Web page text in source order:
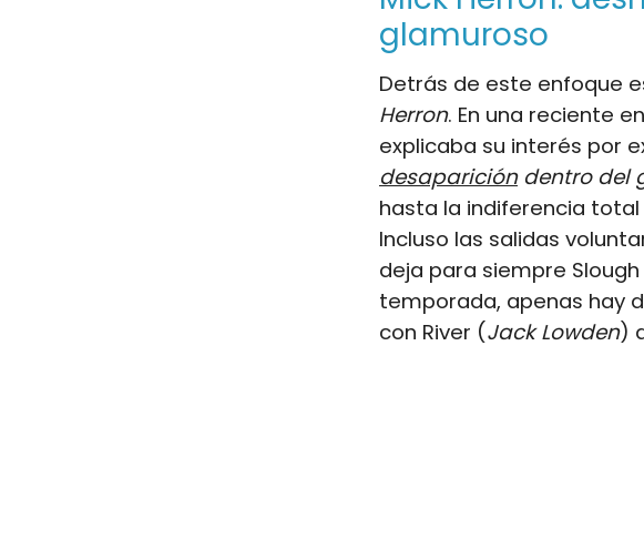
glamuroso
Detrás de este enfoque
Herron. En una reciente
explicaba su interés por
desaparicióndentro del
hasta la indiferencia
Incluso las salidas
deja para siempre
temporada, apenas hay
con River (Jack Lowden)